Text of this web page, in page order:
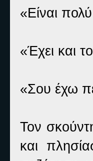
«Είναι
«Έχει και
«Σου έχω
Τον
και